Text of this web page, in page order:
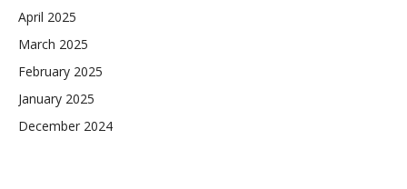
April 2025
March 2025
February 2025
January 2025
December 2024